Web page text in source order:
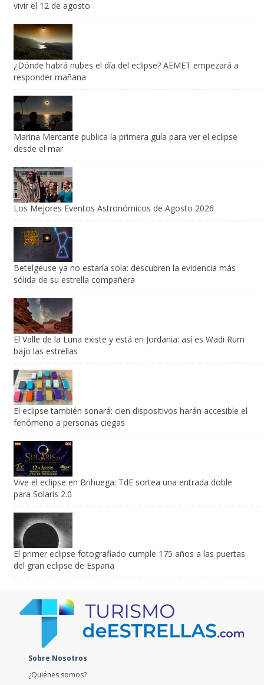
¿Dónde habrá nubes el día del eclipse? AEMET empezará a
responder mañana
Marina Mercante publica la primera guía para ver el eclipse
desde el mar
Los Mejores Eventos Astronómicos de Agosto 2026
Betelgeuse ya no estaría sola: descubren la evidencia más
sólida de su estrella compañera
El Valle de la Luna existe y está en Jordania: así es Wadi Rum
bajo las estrellas
El eclipse también sonará: cien dispositivos harán accesible el
fenómeno a personas ciegas
Vive el eclipse en Brihuega: TdE sortea una entrada doble
para Solaris 2.0
El primer eclipse fotografiado cumple 175 años a las puertas
del gran eclipse de España
Sobre Nosotros
¿Quiénes somos?
Política Editorial